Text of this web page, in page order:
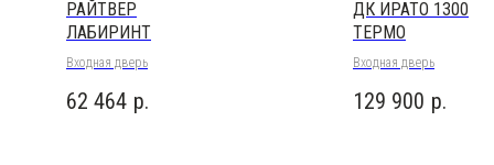
РАЙТВЕР
ЛАБИРИНТ
Входная дверь
62 464 р.
ДК ИРАТО 1300
ТЕРМО
Входная дверь
129 900 р.